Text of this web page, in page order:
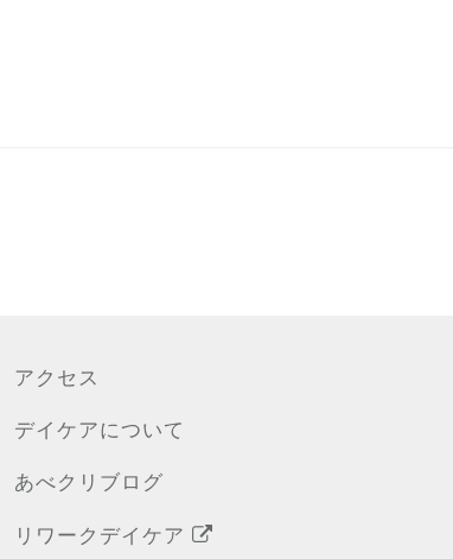
アクセス
デイケアについて
あべクリブログ
リワークデイケア